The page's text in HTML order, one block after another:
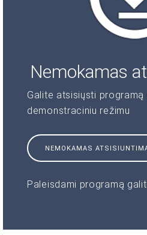
Nemokamas
Galite atsisiųsti
demonstraciniu režimu
NEMOKAMAS
Paleisdami programą